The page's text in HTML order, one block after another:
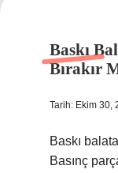
Baskı
Bırakır
Tarih: Ekim 30,
Baskı
Basınç